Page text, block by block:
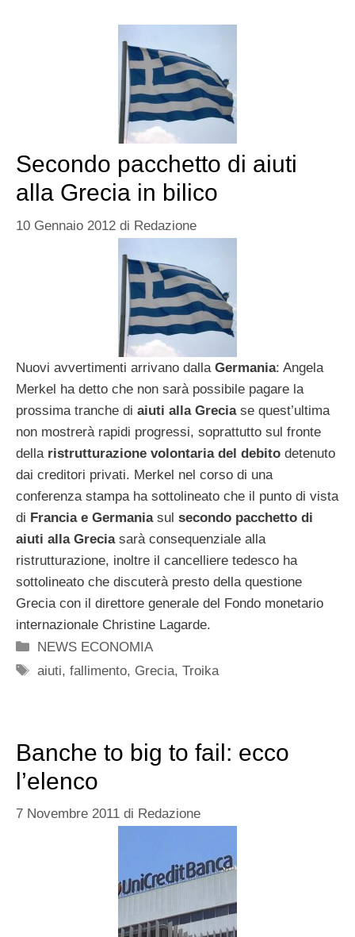
Secondo pacchetto di aiuti
alla Grecia in bilico
10 Gennaio 2012 di Redazione
Nuovi avvertimenti arrivano dalla Germania: Angela
Merkel ha detto che non sarà possibile pagare la
prossima tranche di aiuti alla Greciase quest’ultima
non mostrerà rapidi progressi, soprattutto sul fronte
della ristrutturazione volontaria del debito detenuto
dai creditori privati. Merkel nel corso di una
conferenza stampa ha sottolineato che il punto di vista
di Francia e Germaniasul secondo pacchetto di
aiuti alla Greciasarà consequenziale alla
ristrutturazione, inoltre il cancelliere tedesco ha
sottolineato che discuterà presto della questione
Grecia con il direttore generale del Fondo monetario
internazionale Christine Lagarde.
Categorie
NEWS ECONOMIA
Tag
aiuti,fallimento, Grecia,Troika
Banche to big to fail: ecco
l’elenco
7 Novembre 2011 di Redazione